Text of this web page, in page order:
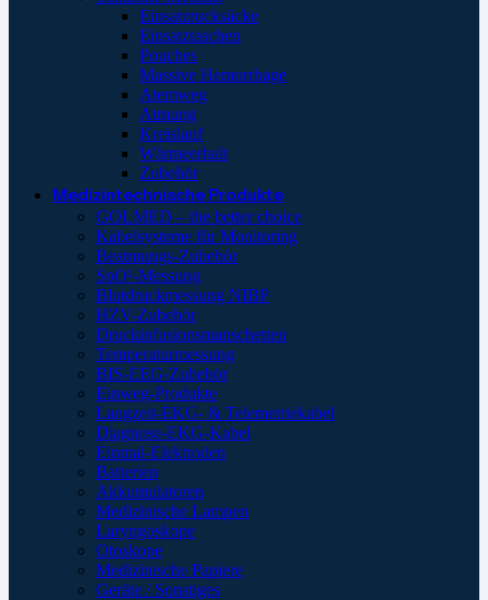
Einsatzrucksäcke
Einsatztaschen
Pouches
Massive Hemorrhage
Atemweg
Atmung
Kreislauf
Wärmeerhalt
Zubehör
Medizintechnische Produkte
GOLMED – the better choice
Kabelsysteme für Monitoring
Beatmungs-Zubehör
SpO²-Messung
Blutdruckmessung NIBP
HZV-Zubehör
Druckinfusionsmanschetten
Temperaturmessung
BIS-EEG-Zubehör
Einweg-Produkte
Langzeit-EKG- & Telemetriekabel
Diagnose-EKG-Kabel
Einmal-Elektroden
Batterien
Akkumulatoren
Medizinische Lampen
Laryngoskope
Otoskope
Medizinische Papiere
Geräte / Sonstiges